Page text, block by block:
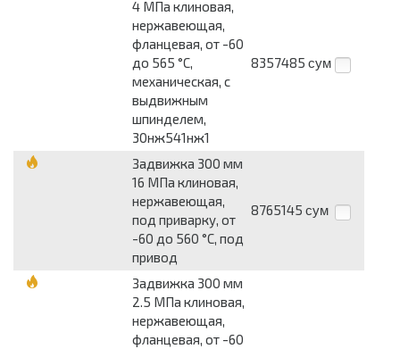
4 МПа клиновая,
нержавеющая,
фланцевая, от -60
до 565 °С,
механическая, с
выдвижным
шпинделем,
30нж541нж1
8357485 сум
Задвижка 300 мм
16 МПа клиновая,
нержавеющая,
под приварку, от
-60 до 560 °С, под
привод
8765145 сум
Задвижка 300 мм
2.5 МПа клиновая,
нержавеющая,
фланцевая, от -60